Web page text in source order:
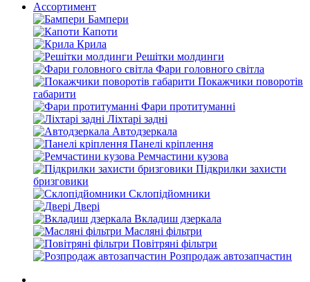
Ассортимент
Бампери
Капоти
Крила
Решітки молдинги
Фари головного світла
Покажчики поворотів
габарити
Фари протитуманні
Ліхтарі задні
Автодзеркала
Панелі кріплення
Ремчастини кузова
Підкрилки захисти
бризговики
Склопідйомники
Двері
Вкладиш дзеркала
Масляні фільтри
Повітряні фільтри
Розпродаж автозапчастин